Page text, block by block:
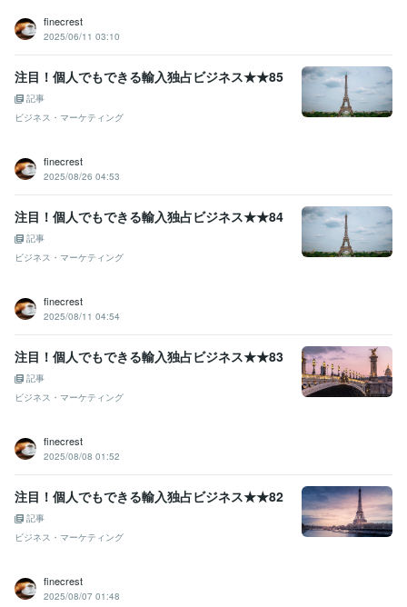
ある商材輸入
外市場リサーチ 各種分析申請
輸入 貿易 輸出 食品 美容業界 化粧品 輸入代行
海外営業
営業代行
越境EC
資産運用・副業の相談
貿易
英語 ビジネスレベル
finecrest
2025/06/11 03:10
注目！個人でもできる輸入独占ビジネス★★85
記事
ビジネス・マーケティング
finecrest
2025/08/26 04:53
注目！個人でもできる輸入独占ビジネス★★84
記事
ビジネス・マーケティング
finecrest
2025/08/11 04:54
注目！個人でもできる輸入独占ビジネス★★83
記事
ビジネス・マーケティング
finecrest
2025/08/08 01:52
注目！個人でもできる輸入独占ビジネス★★82
記事
ビジネス・マーケティング
finecrest
2025/08/07 01:48